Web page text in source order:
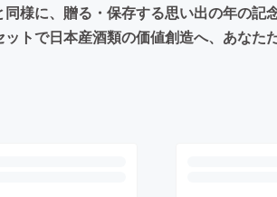
様に、贈る・保存する思い出の年の記
トで日本産酒類の価値創造へ、あなた